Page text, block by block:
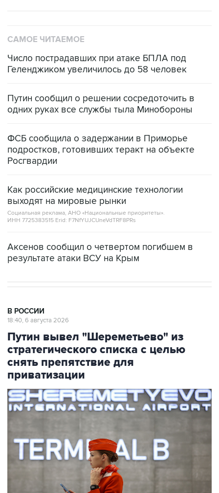
САМОЕ ЧИТАЕМОЕ
Число пострадавших при атаке БПЛА под
Геленджиком увеличилось до 58 человек
Путин сообщил о решении сосредоточить в
одних руках все службы тыла Минобороны
ФСБ сообщила о задержании в Приморье
подростков, готовивших теракт на объекте
Росгвардии
Как российские медицинские технологии
выходят на мировые рынки
Социальная реклама, АНО «Национальные приоритеты».
ИНН 7725383515 Erid: F7NfYUJCUneVdTRF8PRs
Аксенов сообщил о четвертом погибшем в
результате атаки ВСУ на Крым
В РОССИИ
18:40, 6 августа 2026
Путин вывел "Шереметьево" из
стратегического списка с целью
снять препятствие для
приватизации